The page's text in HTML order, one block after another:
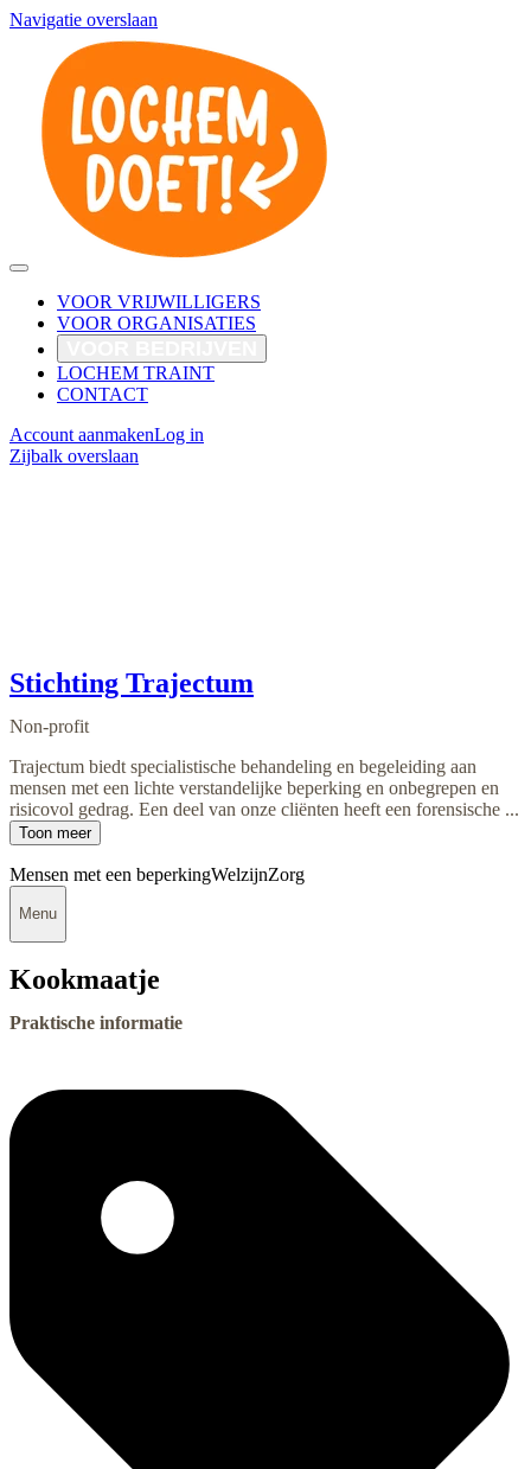
Navigatie overslaan
VOOR VRIJWILLIGERS
VOOR ORGANISATIES
LOCHEM TRAINT
CONTACT
Account aanmakenLog in
Zijbalk overslaan
Stichting Trajectum
Non-profit
Trajectum biedt specialistische behandeling en begeleiding aan
mensen met een lichte verstandelijke beperking en onbegrepen en
risicovol gedrag. Een deel van onze cliënten heeft een forensische ...
Toon meer
Mensen met een beperkingWelzijnZorg
Menu
Kookmaatje
Praktische informatie